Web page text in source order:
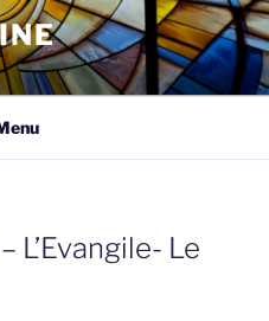
L’Evangile- Le